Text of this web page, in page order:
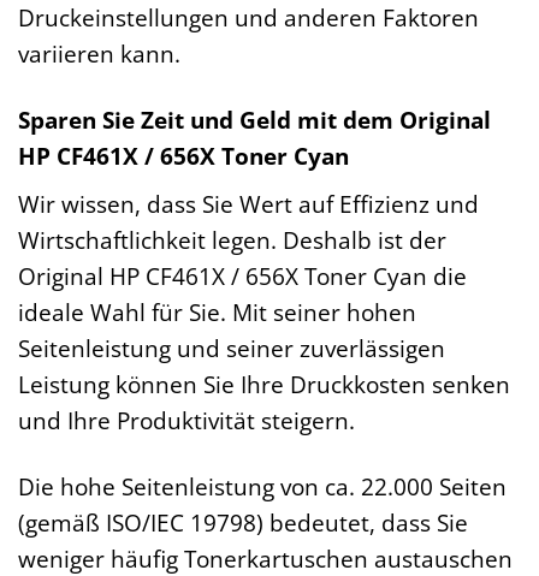
Druckeinstellungen und anderen Faktoren
variieren kann.
Sparen Sie Zeit und Geld mit dem Original
HP CF461X / 656X Toner Cyan
Wir wissen, dass Sie Wert auf Effizienz und
Wirtschaftlichkeit legen. Deshalb ist der
Original HP CF461X / 656X Toner Cyan die
ideale Wahl für Sie. Mit seiner hohen
Seitenleistung und seiner zuverlässigen
Leistung können Sie Ihre Druckkosten senken
und Ihre Produktivität steigern.
Die hohe Seitenleistung von ca. 22.000 Seiten
(gemäß ISO/IEC 19798) bedeutet, dass Sie
weniger häufig Tonerkartuschen austauschen